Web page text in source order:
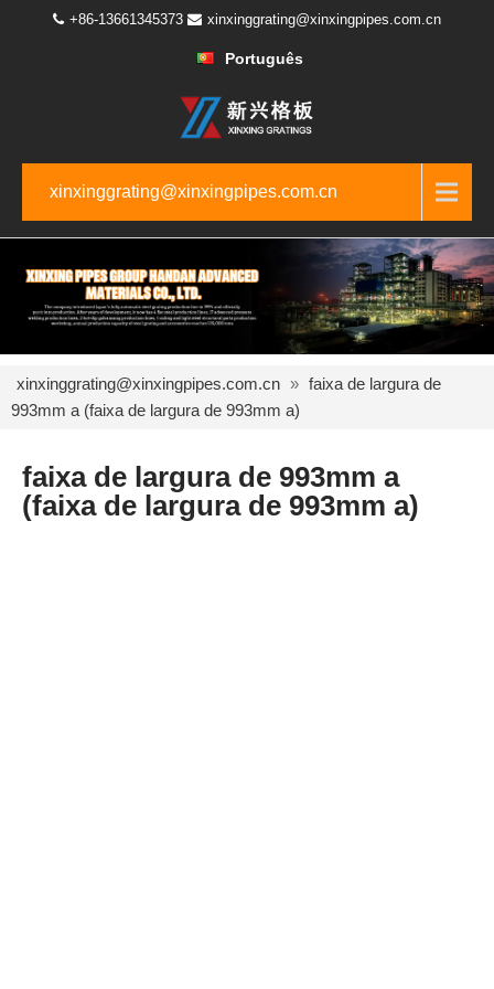
+86-13661345373 xinxinggrating@xinxingpipes.com.cn
Português
xinxinggrating@xinxingpipes.com.cn
xinxinggrating@xinxingpipes.com.cn » faixa de largura de
993mm a (faixa de largura de 993mm a)
faixa de largura de 993mm a
(faixa de largura de 993mm a)